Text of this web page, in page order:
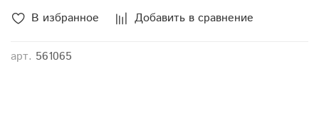
В избранное Добавить в сравнение
арт. 561065